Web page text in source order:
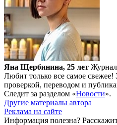
Яна Щербинина, 25 лет
Любит только все самое свежее!
проверкой, переводом и
Следит за разделом «Новости».
Другие материалы автора
Реклама на сайте
Информация полезна?